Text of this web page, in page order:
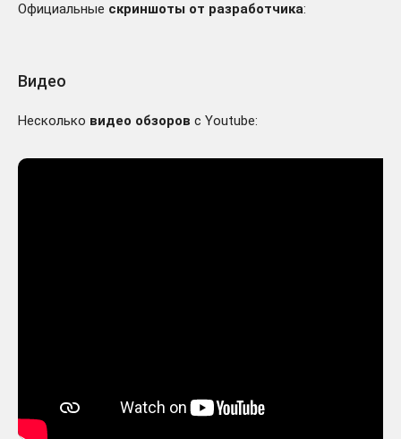
Официальные скриншоты от разработчика:
Видео
Несколько видео обзоров с Youtube: